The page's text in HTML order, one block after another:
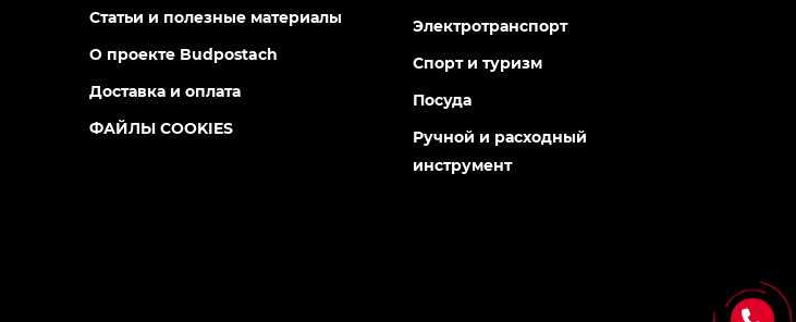
Статьи и полезные материалы
О проекте Budpostach
Доставка и оплата
ФАЙЛЫ COOKIES
Электротранспорт
Спорт и туризм
Посуда
Ручной и расходный
инструмент